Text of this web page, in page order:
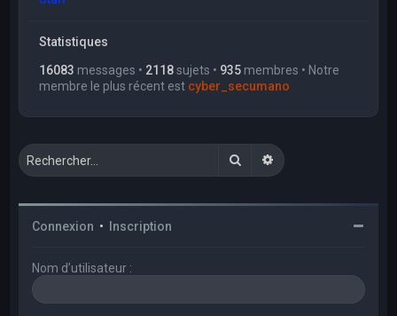
Statistiques
16083 messages • 2118sujets • 935 membres • Notre
membre le plus récent est cyber_secumano
RechercherRecherche avancée
Connexion • Inscription
Nom d’utilisateur :